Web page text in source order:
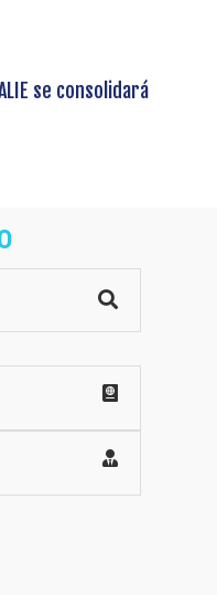
se consolidará